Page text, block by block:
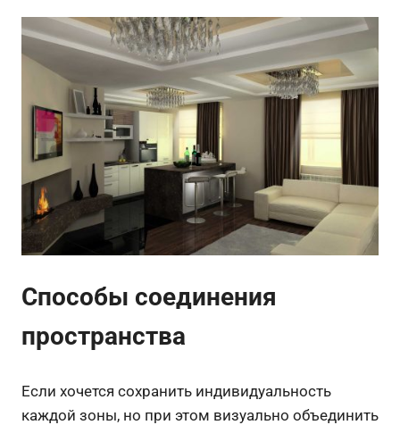
Способы соединения
пространства
Если хочется сохранить индивидуальность
каждой зоны, но при этом визуально объединить